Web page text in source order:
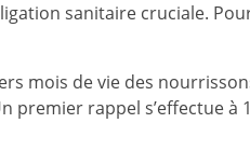
sanitaire cruciale.
mois de vie des
premier rappel s’effectue à